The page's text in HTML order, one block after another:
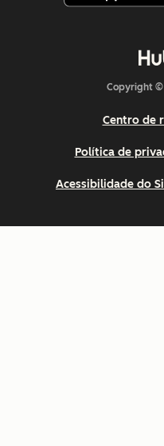
Copyright ©
Centro de
Política de
Acessibilidade do